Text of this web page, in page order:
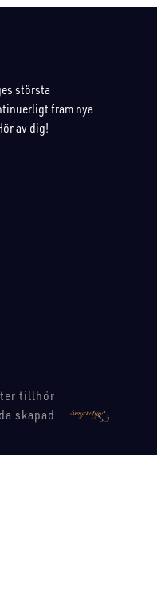
största
fram nya
av dig!
tillhör
skapad